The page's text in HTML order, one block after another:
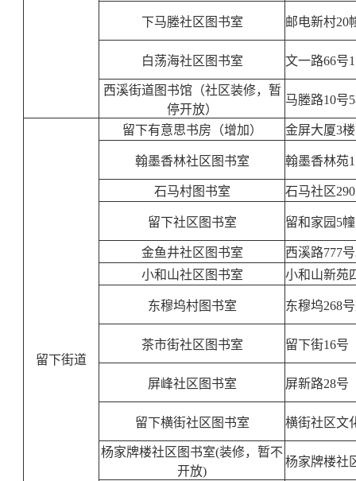
下马塍社区图书室 邮电新村20
白荡海社区图书室 文一路66号
西溪街道图书馆（社区装修，暂
停开放）
马塍路10号
留下街道
留下有意思书房（增加） 金屏大厦3楼
翰墨香林社区图书室 翰墨香林苑
石马村图书室 石马社区
留下社区图书室 留和家园5
金鱼井社区图书室
西溪路777
小和山社区图书室
小和山新苑
东穆坞村图书室 东穆坞268
茶市街社区图书室 留下街16号
屏峰社区图书室 屏新路28号
留下横街社区图书室 横街社区文
杨家牌楼社区图书室(装修，暂不
开放)
杨家牌楼社